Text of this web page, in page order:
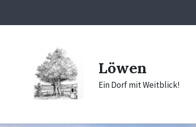
content
main
footer
Löwen
Ein Dorf mit Weitblick!